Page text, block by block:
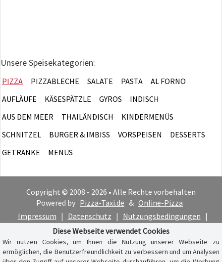
Unsere Speisekategorien:
PIZZA PIZZABLECHE SALATE PASTA
AL FORNO
AUFLÄUFE
KÄSESPÄTZLE GYROS
INDISCH
AUS DEM MEER
THAILÄNDISCH
KINDERMENÜS
SCHNITZEL
BURGER & IMBISS VORSPEISEN
DESSERTS
GETRÄNKE
MENÜS
Copyright © 2008 - 2026 • Alle Rechte vorbehalten
Powered by Pizza-Taxi.de & Online-Pizza
Impressum | Datenschutz | Nutzungsbedingungen |
Cookie-Hinweis
Diese Webseite verwendet Cookies
Wir nutzen Cookies, um Ihnen die Nutzung unserer Webseite zu
ermöglichen, die Benutzerfreundlichkeit zu verbessern und um Analysen